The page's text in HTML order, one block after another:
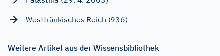
Westfränkisches Reich (936)
Weitere Artikel aus der Wissensbibliothek